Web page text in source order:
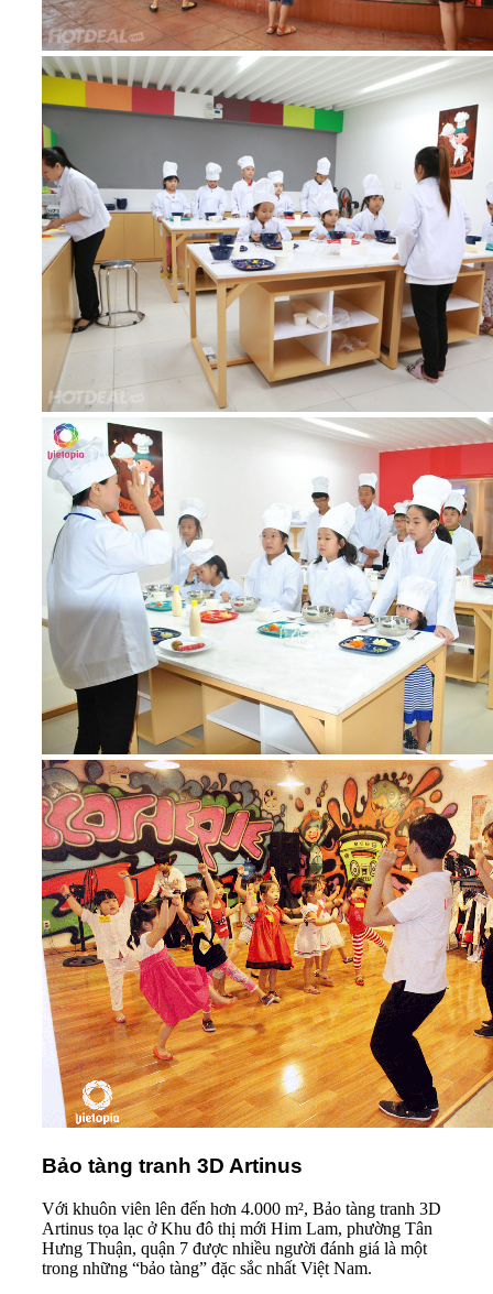
Bảo tàng tranh 3D Artinus
Với khuôn viên lên đến hơn 4.000 m², Bảo tàng tranh 3D
Artinus tọa lạc ở Khu đô thị mới Him Lam, phường Tân
Hưng Thuận, quận 7 được nhiều người đánh giá là một
trong những “bảo tàng” đặc sắc nhất Việt Nam.